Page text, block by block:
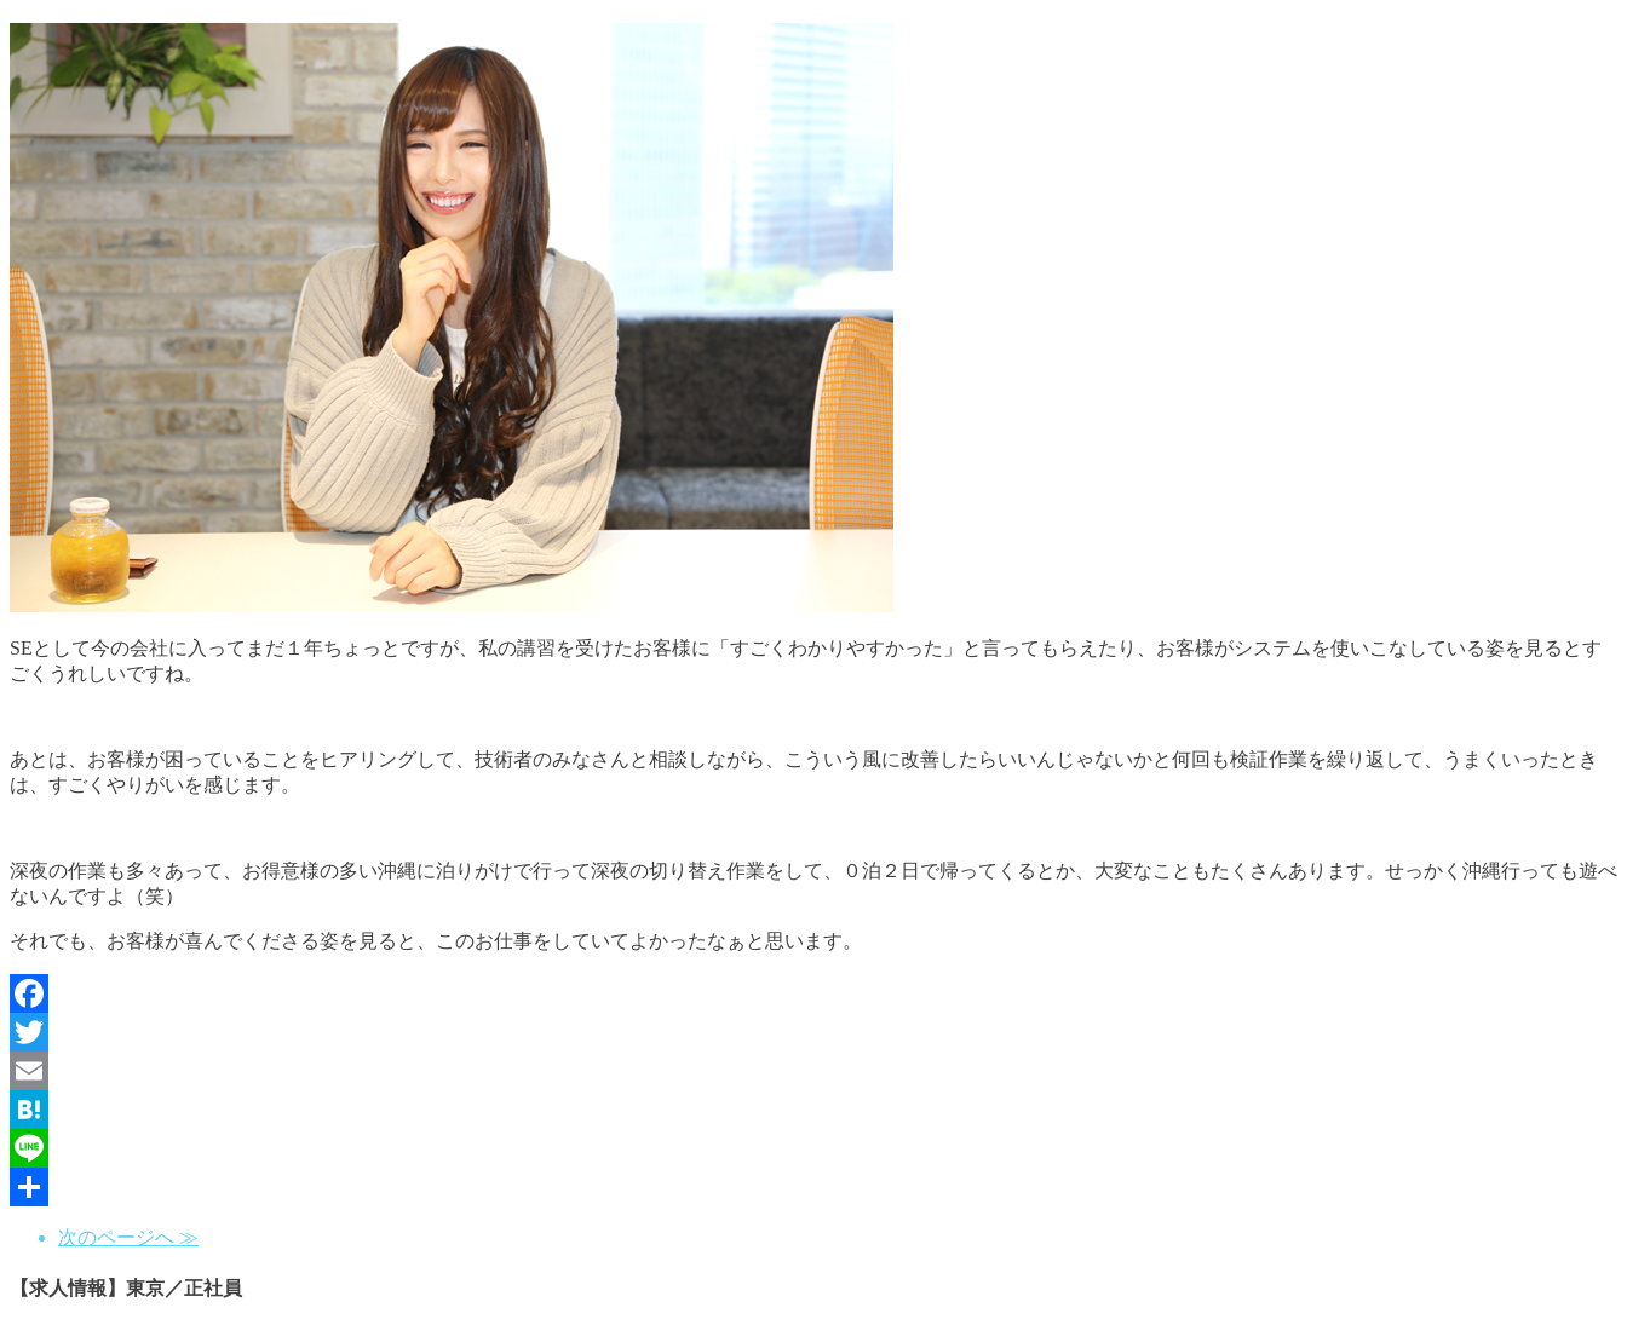
SEとして今の会社に入ってまだ１年ちょっとですが、私の講習を受けたお客様に「すごくわかりやすかった」と言ってもらえたり、お客様がシステムを使いこなしている姿を見るとす
ごくうれしいですね。
あとは、お客様が困っていることをヒアリングして、技術者のみなさんと相談しながら、こういう風に改善したらいいんじゃないかと何回も検証作業を繰り返して、うまくいったとき
は、すごくやりがいを感じます。
深夜の作業も多々あって、お得意様の多い沖縄に泊りがけで行って深夜の切り替え作業をして、０泊２日で帰ってくるとか、大変なこともたくさんあります。せっかく沖縄行っても遊べ
ないんですよ（笑）
それでも、お客様が喜んでくださる姿を見ると、このお仕事をしていてよかったなぁと思います。
Facebook
Twitter
Email
Hatena
Line
次のページへ ≫
【求人情報】東京／正社員